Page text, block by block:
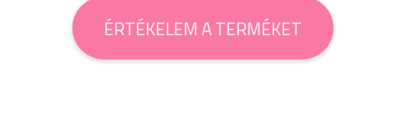
ÉRTÉKELEM A TERMÉKET